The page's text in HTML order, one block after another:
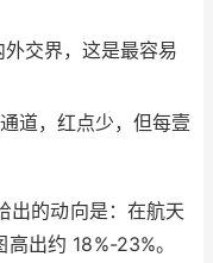
交界，这是最容易
道，红点少，但每壹
出的动向是：在航天
出约 18%-23%。